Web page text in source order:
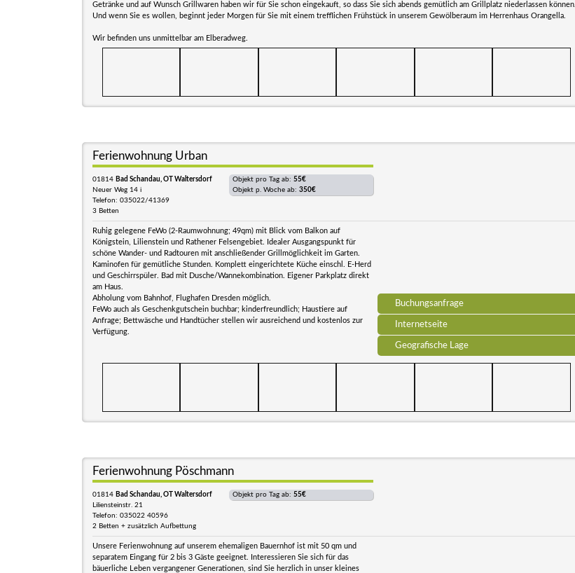
Getränke und auf Wunsch Grillwaren haben wir für Sie schon eingekauft, so dass Sie sich abends gemütlich am Grillplatz niederlassen können.
Und wenn Sie es wollen, beginnt jeder Morgen für Sie mit einem trefflichen Frühstück in unserem Gewölberaum im Herrenhaus Orangella.
Wir befinden uns unmittelbar am Elberadweg.
Buchungsanfrage
Internetseite
Geografische Lage
Ferienwohnung Urban
01814 Bad Schandau, OT Waltersdorf
Neuer Weg 14 i
Telefon: 035022/41369
3 Betten
Objekt pro Tag ab: 55€
Objekt p. Woche ab: 350€
Ruhig gelegene FeWo (2-Raumwohnung; 49qm) mit Blick vom Balkon auf
Königstein, Lilienstein und Rathener Felsengebiet. Idealer Ausgangspunkt für
schöne Wander- und Radtouren mit anschließender Grillmöglichkeit im Garten.
Kaminofen für gemütliche Stunden. Komplett eingerichtete Küche einschl. E-Herd
und Geschirrspüler. Bad mit Dusche/Wannekombination. Eigener Parkplatz direkt
am Haus.
Abholung vom Bahnhof, Flughafen Dresden möglich.
FeWo auch als Geschenkgutschein buchbar; kinderfreundlich; Haustiere auf
Anfrage; Bettwäsche und Handtücher stellen wir ausreichend und kostenlos zur
Verfügung.
Ferienwohnung Pöschmann
01814 Bad Schandau, OT Waltersdorf
Liliensteinstr. 21
Telefon: 035022 40596
2 Betten + zusätzlich Aufbettung
Objekt pro Tag ab: 55€
Unsere Ferienwohnung auf unserem ehemaligen Bauernhof ist mit 50 qm und
separatem Eingang für 2 bis 3 Gäste geeignet. Interessieren Sie sich für das
bäuerliche Leben vergangener Generationen, sind Sie herzlich in unser kleines